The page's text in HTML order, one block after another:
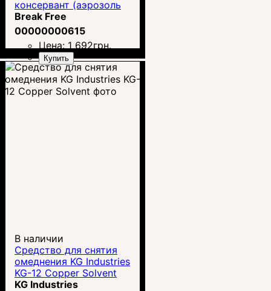
консервант (аэрозоль
340 г)
Break Free
00000000615
Цена: 1 692грн.
Купить
В наличии
Средство для снятия
омеднения KG Industries
KG-12 Copper Solvent
KG Industries